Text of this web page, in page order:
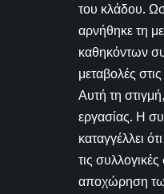
του κλάδου.
αρνήθηκε τη
καθηκόντων
μεταβολές
Αυτή τη
εργασίας. Η
καταγγέλλει
τις
αποχώρηση